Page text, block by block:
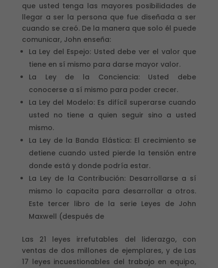
que usted tenga las mayores posibilidades de
llegar a ser la persona que fue diseñada a ser
cuando se creó. De la manera que solo él puede
comunicar, John enseña:
La Ley del Espejo: Usted debe ver el valor que
tiene en sí mismo para darse mayor valor.
La Ley de la Conciencia: Usted debe
conocerse a sí mismo para poder crecer.
La Ley del Modelo: Es difícil superarse cuando
usted no tiene a quien seguir sino a usted
mismo.
La Ley de la Banda Elástica: El crecimiento se
detiene cuando usted pierde la tensión entre
donde está y donde podría estar.
La Ley de la Contribución: Desarrollarse a sí
mismo lo capacita para desarrollar a otros.
Este tercer libro de la serie Leyes de John
Maxwell (después de
Las 21 leyes irrefutables del liderazgo, con
ventas de dos millones de ejemplares, y de Las
17 leyes incuestionables del trabajo en equipo,